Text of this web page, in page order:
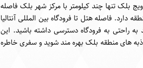
تنها چند کیلومتر با مرکز شهر بلک فاصله
فاصله هتل تا فرودگاه بین المللی آنتالیا
به راحتی به فرودگاه دسترسی داشته باشید. این
های منطقه بلک بهره مند شوید و سفری خاطره